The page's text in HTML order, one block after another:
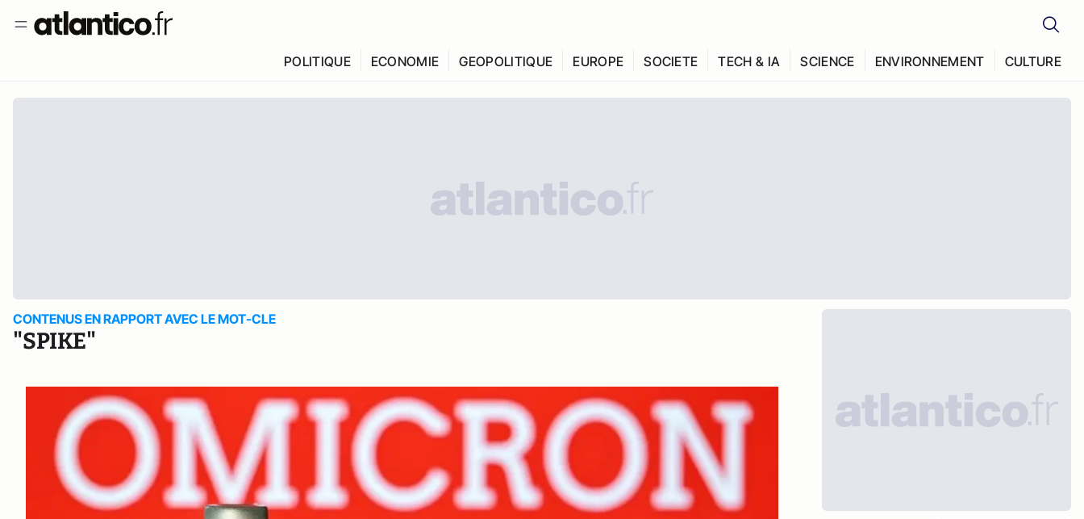
POLITIQUE ECONOMIE GEOPOLITIQUE EUROPE SOCIETE TECH & IA SCIENCE ENVIRONNEMENT CULTURE
CONTENUS EN RAPPORT AVEC LE MOT-CLE
"SPIKE"